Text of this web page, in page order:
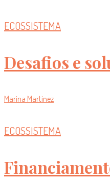
ECOSSISTEMA
Desafios e
Marina Martinez
ECOSSISTEMA